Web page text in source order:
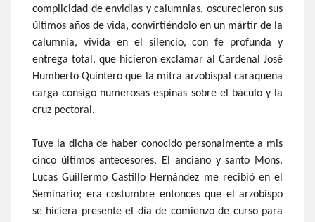
complicidad de envidias y calumnias, oscurecieron sus
últimos años de vida, convirtiéndolo en un mártir de la
calumnia, vivida en el silencio, con fe profunda y
entrega total, que hicieron exclamar al Cardenal José
Humberto Quintero que la mitra arzobispal caraqueña
carga consigo numerosas espinas sobre el báculo y la
cruz pectoral.
Tuve la dicha de haber conocido personalmente a mis
cinco últimos antecesores. El anciano y santo Mons.
Lucas Guillermo Castillo Hernández me recibió en el
Seminario; era costumbre entonces que el arzobispo
se hiciera presente el día de comienzo de curso para